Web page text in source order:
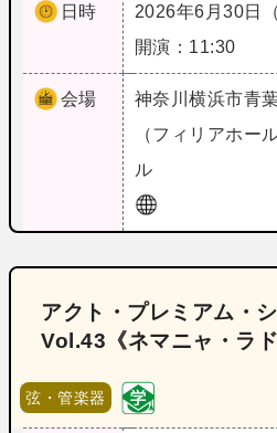
日時
2026年6月30日（
開演：11:30
会場 神奈川横浜市青
（フィリアホー
ル
アクト・プレミアム・
Vol.43《ネマニャ・ラ
弦・管楽器